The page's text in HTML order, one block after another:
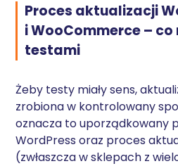
Proces aktualizacji
i WooCommerce –
testami
Żeby testy miały sens,
zrobiona w kontrolowany
oznacza to uporządkowany
WordPress oraz proces
(zwłaszcza w sklepach z